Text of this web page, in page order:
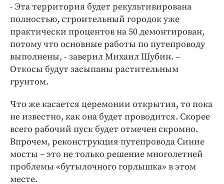
- Эта территория будет рекультивирована
полностью, строительный городок уже
практически процентов на 50 демонтирован,
потому что основные работы по путепроводу
выполнены, - заверил Михаил Шубин. –
Откосы будут засыпаны растительным
грунтом.
Что же касается церемонии открытия, то пока
не известно, как она будет проводится. Скорее
всего рабочий пуск будет отмечен скромно.
Впрочем, реконструкция путепровода Синие
мосты – это не только решение многолетней
проблемы «бутылочного горлышка» в этом
месте.